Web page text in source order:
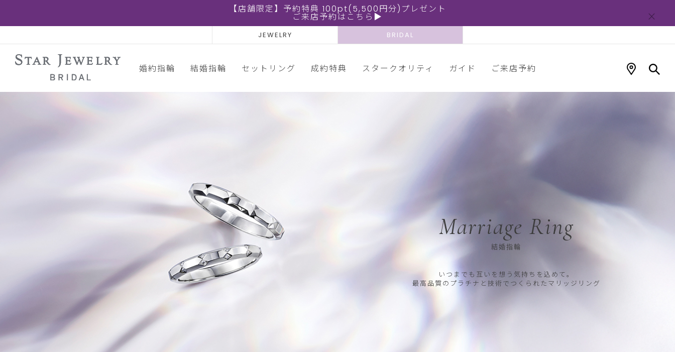
【店舗限定】予約特典 100pt(5,500円分)プレゼント
ご来店予約はこちら▶
JEWELRY BRIDAL
婚約指輪 結婚指輪 セットリング 成約特典 スタークオリティ ガイド ご来店予約
Marriage Ring
結婚指輪
いつまでも互いを想う気持ちを込めて。
最高品質のプラチナと技術でつくられたマリッジリング